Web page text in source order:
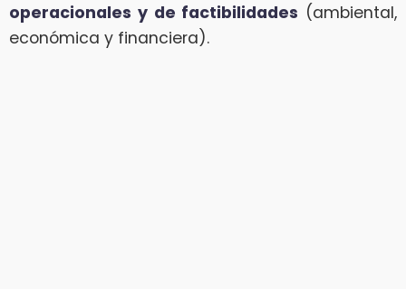
operacionales y de factibilidades (ambiental,
económica y financiera).